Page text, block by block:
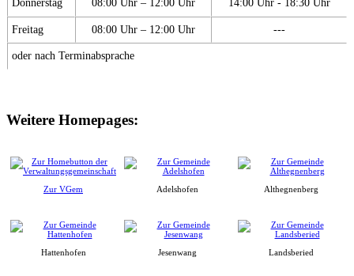
Freitag 08:00 Uhr – 12:00 Uhr ---
oder nach Terminabsprache
Weitere Homepages:
Zur VGem Adelshofen Althegnenberg
Hattenhofen Jesenwang Landsberied